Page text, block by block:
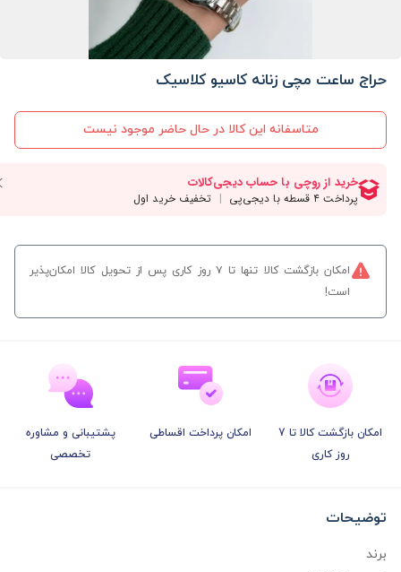
حراج ساعت مچی زنانه کاسیو کلاسیک
متاسفانه این کالا در حال حاضر موجود نیست
امکان بازگشت کالا تنها تا ۷ روز کاری پس از تحویل کالا امکان‌پذیر
است!
امکان بازگشت کالا تا 7
روز کاری
امکان پرداخت اقساطی
پشتیبانی و مشاوره
تخصصی
توضیحات
برند